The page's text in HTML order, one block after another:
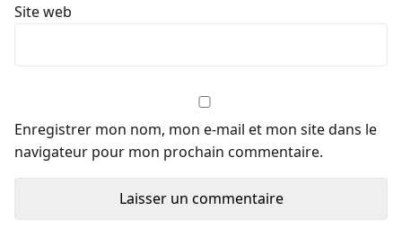
Site web
Enregistrer mon nom, mon e-mail et mon site dans le
navigateur pour mon prochain commentaire.